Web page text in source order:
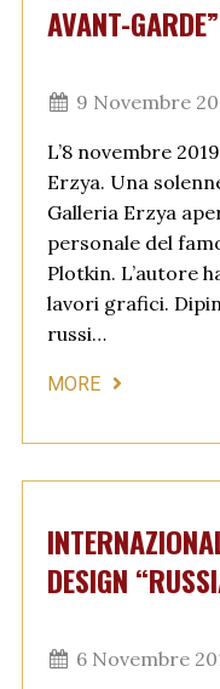
AVANT-GARDE”
9 Novembre
L’8 novembre
Erzya. Una
Galleria Erzya
personale del
Plotkin. L’autore
lavori grafici.
russi…
MORE
DESIGN
6 Novembre